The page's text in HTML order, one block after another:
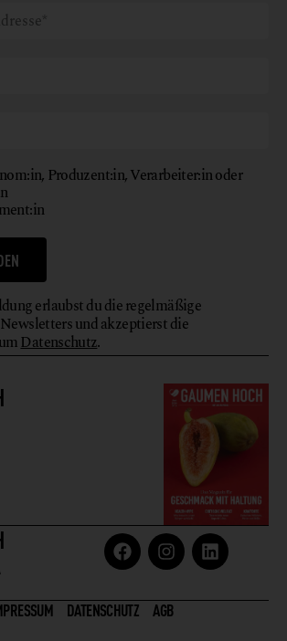
Produzent:in, Verarbeiter:in oder
erlaubst du die regelmäßige
und akzeptierst die
Datenschutz.
DATENSCHUTZ AGB